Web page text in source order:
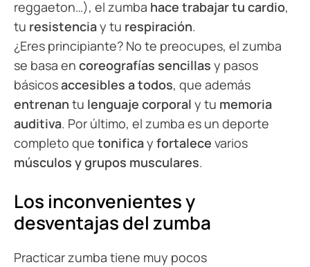
reggaeton…), el zumba hace trabajar tu cardio,
tu resistenciay tu respiración.
¿Eres principiante? No te preocupes, el zumba
se basa en coreografías sencillas y pasos
básicosaccesibles a todos, que además
entrenan tu lenguaje corporal y tu memoria
auditiva. Por último, el zumba es un deporte
completo que tonificay fortalece varios
músculos y grupos musculares.
Los inconvenientes y
desventajas del zumba
Practicar zumba tiene muy pocos